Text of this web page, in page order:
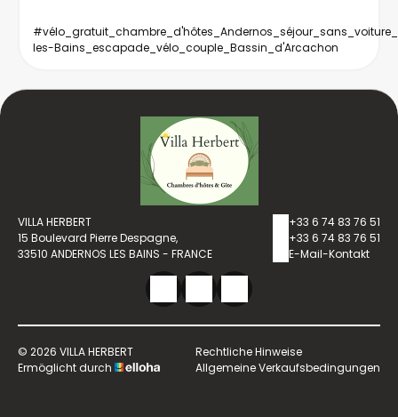
les-Bains_escapade_vélo_couple_Bassin_d'Arcachon
VILLA HERBERT
15 Boulevard Pierre Despagne,
33510 ANDERNOS LES BAINS - FRANCE
+33 6 74 83 76 51
+33 6 74 83 76 51
E-Mail-Kontakt
© 2026 VILLA HERBERT
Ermöglicht durch
Rechtliche Hinweise
Allgemeine Verkaufsbedingungen